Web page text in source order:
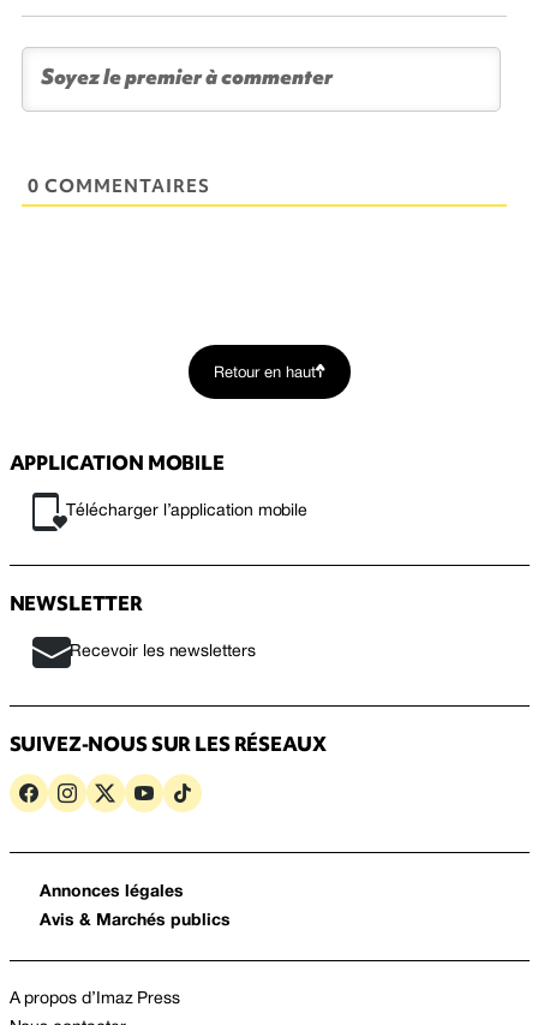
0 COMMENTAIRES
Retour en haut
APPLICATION MOBILE
Télécharger l’application mobile
NEWSLETTER
Recevoir les newsletters
SUIVEZ-NOUS SUR LES RÉSEAUX
Annonces légales
Avis & Marchés publics
A propos d’Imaz Press